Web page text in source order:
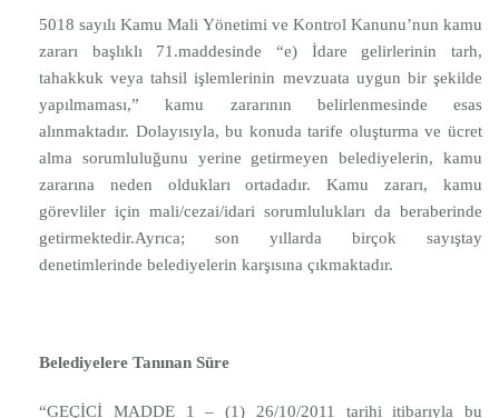
5018 sayılı Kamu Mali Yönetimi ve Kontrol Kanunu’nun kamu
zararı başlıklı 71.maddesinde “e) İdare gelirlerinin tarh,
tahakkuk veya tahsil işlemlerinin mevzuata uygun bir şekilde
yapılmaması,” kamu zararının belirlenmesinde esas
alınmaktadır. Dolayısıyla, bu konuda tarife oluşturma ve ücret
alma sorumluluğunu yerine getirmeyen belediyelerin, kamu
zararına neden oldukları ortadadır. Kamu zararı, kamu
görevliler için mali/cezai/idari sorumlulukları da beraberinde
getirmektedir.Ayrıca; son yıllarda birçok sayıştay
denetimlerinde belediyelerin karşısına çıkmaktadır.
Belediyelere Tanınan Süre
“GEÇİCİ MADDE 1 – (1) 26/10/2011 tarihi itibarıyla bu